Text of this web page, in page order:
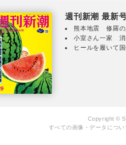
週刊新潮 最新
熊本地震 修羅の
小室さん一家 消
ヒールを履いて
Copyright ©
すべての画像・データにつ